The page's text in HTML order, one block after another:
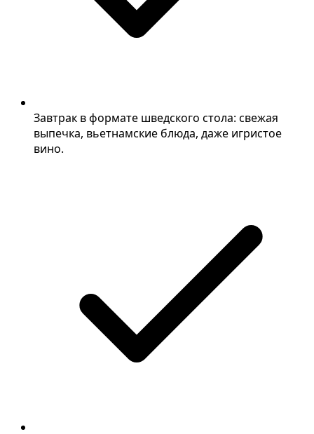
Завтрак в формате шведского стола: свежая
выпечка, вьетнамские блюда, даже игристое
вино.